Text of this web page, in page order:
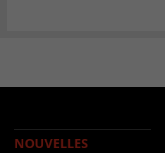
NOUVELLES